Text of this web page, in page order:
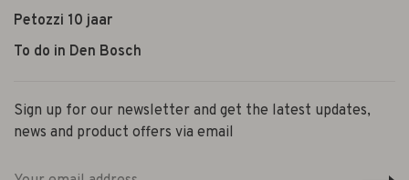
Petozzi 10 jaar
To do in Den Bosch
Sign up for our newsletter and get the latest updates,
news and product offers via email